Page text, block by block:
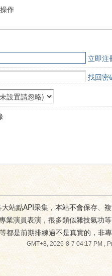
作
立即注
找回密
站點API采集，本站不會保存、
演員表演，很多類似雜技氣功
都是前期排練過不是真實的，非
GMT+8, 2026-8-7 04:17 PM,